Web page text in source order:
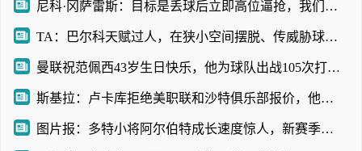
尼科·冈萨雷斯：目标是丢球后立即高位逼抢，我们取得了明显成果
TA：巴尔科天赋过人，在狭小空间摆脱、传威胁球能力极其突出
曼联祝范佩西43岁生日快乐，他为球队出战105次打进58球
斯基拉：卢卡库拒绝美职联和沙特俱乐部报价，他想留在欧洲踢球
图片报：多特小将阿尔伯特成长速度惊人，新赛季被正式纳入一线队